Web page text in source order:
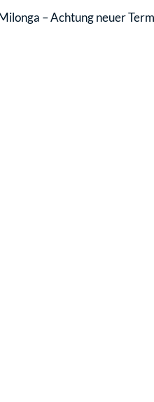
– Achtung neuer